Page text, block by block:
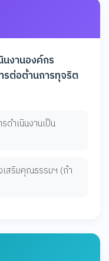
งานองค์กร
ต่อต้านการทุจริต
ำเนินงานเป็น
สริมคุณธรรมฯ (ถ้า